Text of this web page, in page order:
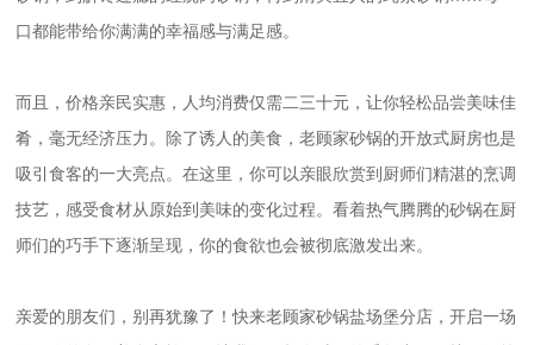
口都能带给你满满的幸福感与满足感。
而且，价格亲民实惠，人均消费仅需二三十元，让你轻松品尝美味佳
肴，毫无经济压力。除了诱人的美食，老顾家砂锅的开放式厨房也是
吸引食客的一大亮点。在这里，你可以亲眼欣赏到厨师们精湛的烹调
技艺，感受食材从原始到美味的变化过程。看着热气腾腾的砂锅在厨
师们的巧手下逐渐呈现，你的食欲也会被彻底激发出来。
亲爱的朋友们，别再犹豫了！快来老顾家砂锅盐场堡分店，开启一场